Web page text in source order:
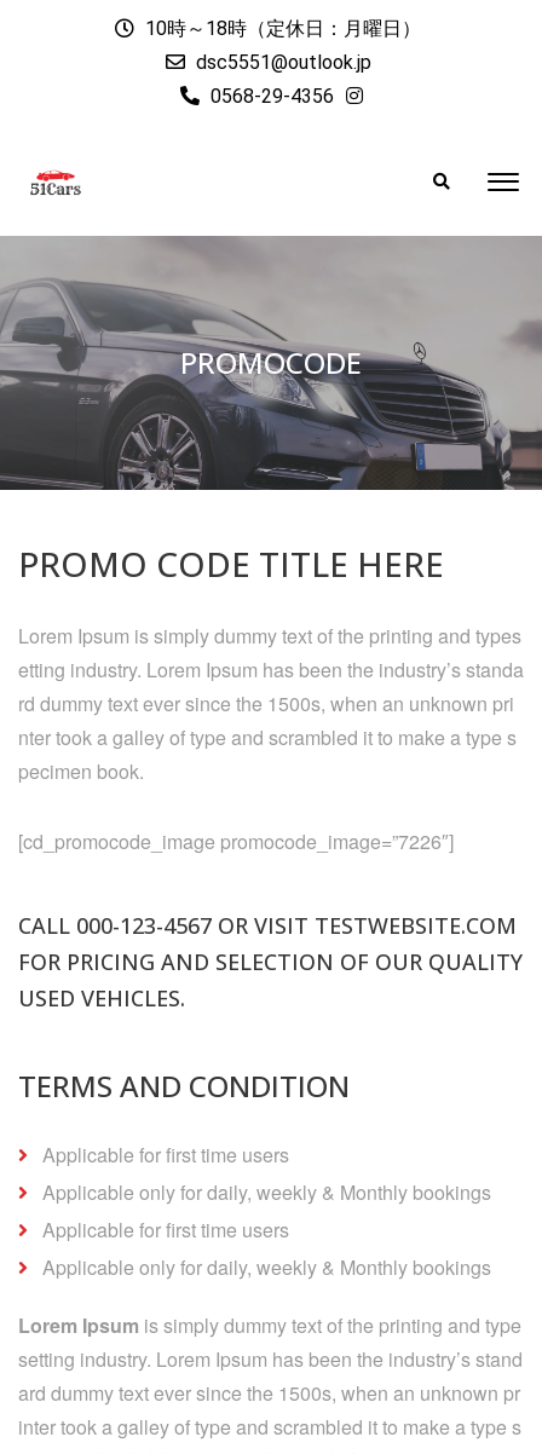
10時～18時（定休日：月曜日）
dsc5551@outlook.jp
0568-29-4356
PROMOCODE
PROMO CODE TITLE HERE
Lorem Ipsum is simply dummy text of the printing and types
etting industry. Lorem Ipsum has been the industry’s standa
rd dummy text ever since the 1500s, when an unknown pri
nter took a galley of type and scrambled it to make a type s
pecimen book.
[cd_promocode_image promocode_image=”7226″]
CALL 000-123-4567 OR VISIT TESTWEBSITE.COM
FOR PRICING AND SELECTION OF OUR QUALITY
USED VEHICLES.
TERMS AND CONDITION
Applicable for first time users
Applicable only for daily, weekly & Monthly bookings
Applicable for first time users
Applicable only for daily, weekly & Monthly bookings
Lorem Ipsum is simply dummy text of the printing and type
setting industry. Lorem Ipsum has been the industry’s stand
ard dummy text ever since the 1500s, when an unknown pr
inter took a galley of type and scrambled it to make a type s